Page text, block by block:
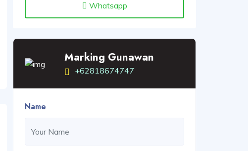
Whatsapp
Marking Gunawan
+62818674747
Name